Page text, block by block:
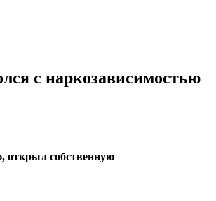
с наркозависимостью
открыл собственную